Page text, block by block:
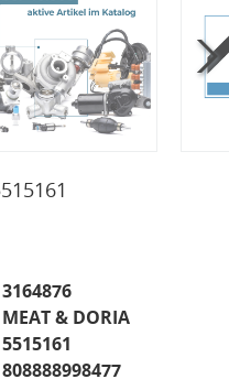
3164876
MEAT & DORIA
5515161
808888998477